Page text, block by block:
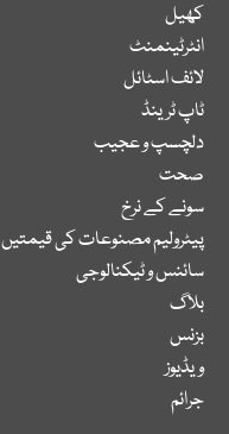
کھیل
انٹرٹینمنٹ
لائف اسٹائل
ٹاپ ٹرینڈ
دلچسپ و عجیب
صحت
سونے کے نرخ
پیٹرولیم مصنوعات کی قیمتیں
سائنس و ٹیکنالوجی
بلاگ
بزنس
ویڈیوز
جرائم